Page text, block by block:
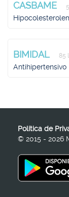
CASBAME
BIMIDAL 85
Antihipertensivo
Política de
© 2015 - 2026